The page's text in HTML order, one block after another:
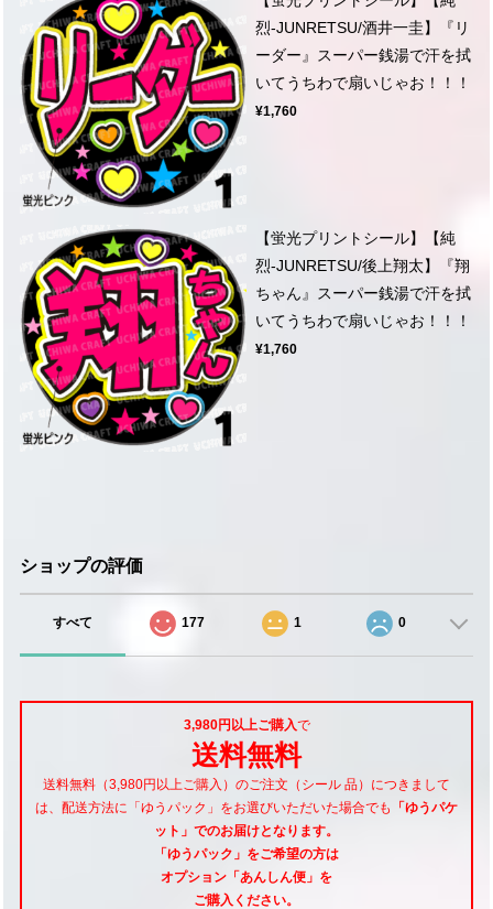
烈-JUNRETSU/酒井一圭】『リ
ーダー』スーパー銭湯で汗を拭
いてうちわで扇いじゃお！！！
¥1,760
【蛍光プリントシール】【純
烈-JUNRETSU/後上翔太】『翔
ちゃん』スーパー銭湯で汗を拭
いてうちわで扇いじゃお！！！
¥1,760
ショップの評価
すべて 177 1 0
3,980円以上ご購入で
送料無料
送料無料（3,980円以上ご購入）のご注文（シール 品）につきまして
は、配送方法に「ゆうパック」をお選びいただいた場合でも
「ゆうパケ
ット」でのお届けとなります。
「ゆうパック」をご希望の方は
オプション「あんしん便」 を
ご購入ください。